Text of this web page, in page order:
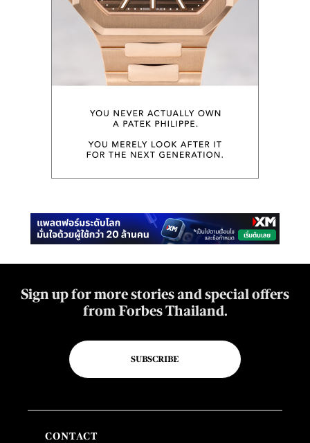
Sign up for more stories and special offers
from Forbes Thailand.
SUBSCRIBE
CONTACT